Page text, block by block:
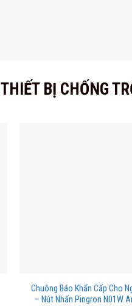
THIẾT BỊ CHỐNG
Chuông Báo Khẩn Cấp Cho
– Nút Nhấn Pingron N01W